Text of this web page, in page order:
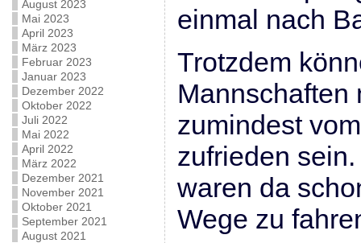
August 2023
Mai 2023
April 2023
März 2023
Februar 2023
Januar 2023
Dezember 2022
Oktober 2022
Juli 2022
Mai 2022
April 2022
März 2022
Dezember 2021
November 2021
Oktober 2021
September 2021
August 2021
einmal nach
Trotzdem
Mannschaften
zumindest
zufrieden
waren da
Wege zu